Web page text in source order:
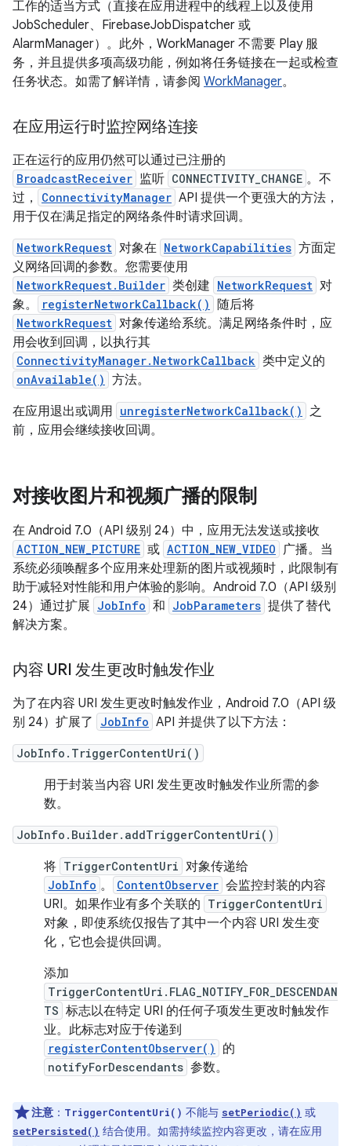
工作的适当方式（直接在应用进程中的线程上以及使用
JobScheduler、FirebaseJobDispatcher 或
AlarmManager）。此外，WorkManager 不需要 Play 服
务，并且提供多项高级功能，例如将任务链接在一起或检查
任务状态。如需了解详情，请参阅 WorkManager。
在应用运行时监控网络连接
正在运行的应用仍然可以通过已注册的
BroadcastReceiver 监听 CONNECTIVITY_CHANGE 。不
过，
ConnectivityManager API 提供一个更强大的方法，
用于仅在满足指定的网络条件时请求回调。
NetworkRequest 对象在 NetworkCapabilities 方面定
义网络回调的参数。您需要使用
NetworkRequest.Builder 类创建 NetworkRequest 对
象。
registerNetworkCallback() 随后将
NetworkRequest 对象传递给系统。满足网络条件时，应
用会收到回调，以执行其
ConnectivityManager.NetworkCallback 类中定义的
onAvailable() 方法。
在应用退出或调用 unregisterNetworkCallback() 之
前，应用会继续接收回调。
对接收图片和视频广播的限制
在 Android 7.0（API 级别 24）中，应用无法发送或接收
ACTION_NEW_PICTURE 或 ACTION_NEW_VIDEO 广播。当
系统必须唤醒多个应用来处理新的图片或视频时，此限制有
助于减轻对性能和用户体验的影响。Android 7.0（API 级别
24）通过扩展 JobInfo 和 JobParameters 提供了替代
解决方案。
内容 URI 发生更改时触发作业
为了在内容 URI 发生更改时触发作业，Android 7.0（API 级
别 24）扩展了
JobInfo API 并提供了以下方法：
JobInfo.TriggerContentUri()
用于封装当内容 URI 发生更改时触发作业所需的参
数。
JobInfo.Builder.addTriggerContentUri()
将 TriggerContentUri 对象传递给
JobInfo 。 ContentObserver 会监控封装的内容
URI。如果作业有多个关联的 TriggerContentUri
对象，即使系统仅报告了其中一个内容 URI 发生变
化，它也会提供回调。
添加
TriggerContentUri.FLAG_NOTIFY_FOR_DESCENDAN
TS 标志以在特定 URI 的任何子项发生更改时触发作
业。此标志对应于传递到
registerContentObserver() 的
notifyForDescendants 参数。
注意 ： TriggerContentUri() 不能与 setPeriodic() 或
setPersisted() 结合使用。如需持续监控内容更改，请在应用